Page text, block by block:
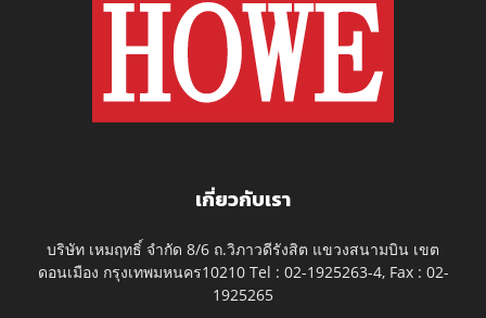
เกี่ยวกับเรา
บริษัท เหมฤทธิ์ จำกัด 8/6 ถ.วิภาวดีรังสิต แขวงสนามบิน เขต
ดอนเมือง กรุงเทพมหนคร10210 Tel : 02-1925263-4, Fax : 02-
1925265